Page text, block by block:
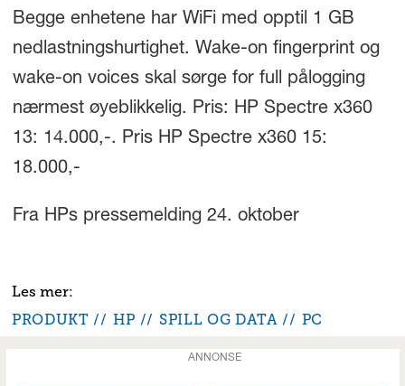
Begge enhetene har WiFi med opptil 1 GB
nedlastningshurtighet. Wake-on fingerprint og
wake-on voices skal sørge for full pålogging
nærmest øyeblikkelig. Pris: HP Spectre x360
13: 14.000,-. Pris HP Spectre x360 15:
18.000,-
Fra HPs pressemelding 24. oktober
PRODUKT HP SPILL OG DATA PC
ANNONSE